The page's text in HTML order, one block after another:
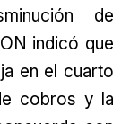
de
indicó que
en el cuarto
cobros y la